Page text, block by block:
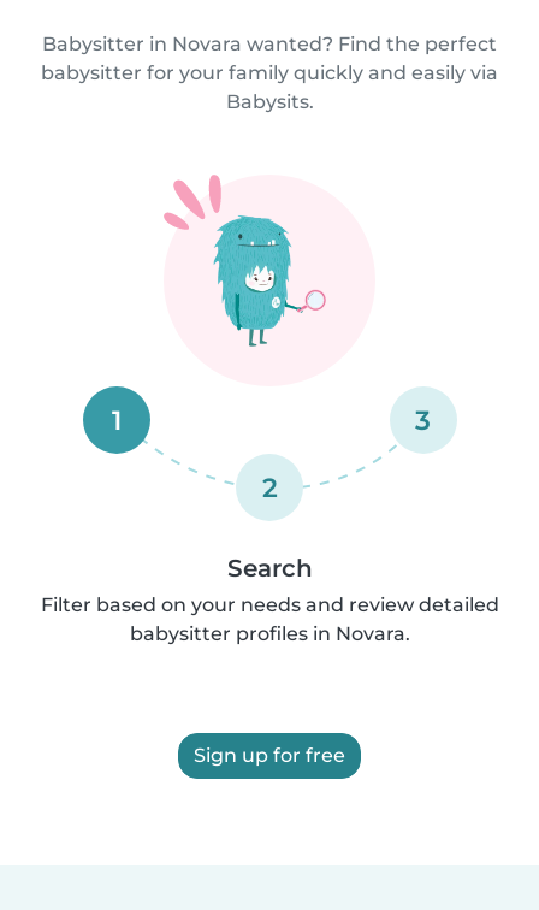
Babysitter in Novara wanted? Find the perfect
babysitter for your family quickly and easily via
Babysits.
1
2
3
Search
Filter based on your needs and review detailed
babysitter profiles in Novara.
Sign up for free